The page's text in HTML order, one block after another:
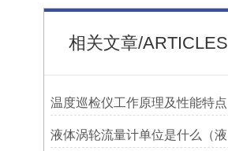
相关文章/ARTICLES
温度巡检仪工作原理及性能特点